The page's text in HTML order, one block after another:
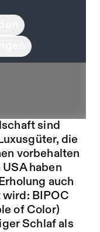
sind
die
vorbehalten
haben
auch
BIPOC
of Color)
Schlaf als